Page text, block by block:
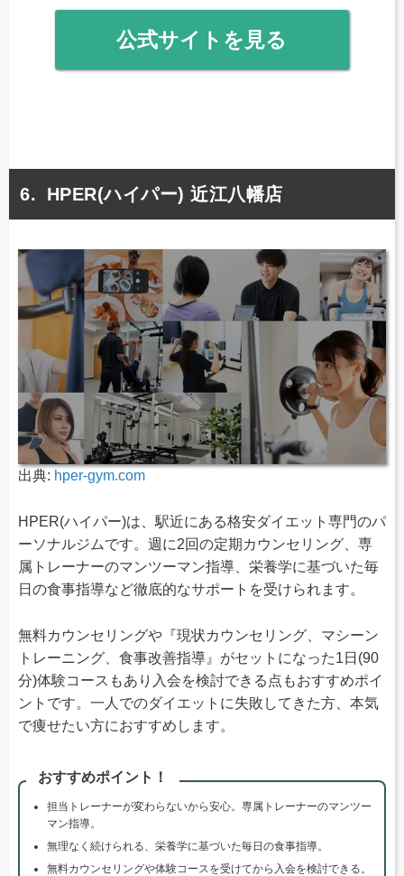
公式サイトを見る
HPER(ハイパー) 近江八幡店
出典: hper-gym.com
HPER(ハイパー)は、駅近にある格安ダイエット専門のパ
ーソナルジムです。週に2回の定期カウンセリング、専
属トレーナーのマンツーマン指導、栄養学に基づいた毎
日の食事指導など徹底的なサポートを受けられます。
無料カウンセリングや『現状カウンセリング、マシーン
トレーニング、食事改善指導』がセットになった1日(90
分)体験コースもあり入会を検討できる点もおすすめポイ
ントです。一人でのダイエットに失敗してきた方、本気
で痩せたい方におすすめします。
おすすめポイント！
担当トレーナーが変わらないから安心。専属トレーナーのマンツー
マン指導。
無理なく続けられる、栄養学に基づいた毎日の食事指導。
無料カウンセリングや体験コースを受けてから入会を検討できる。